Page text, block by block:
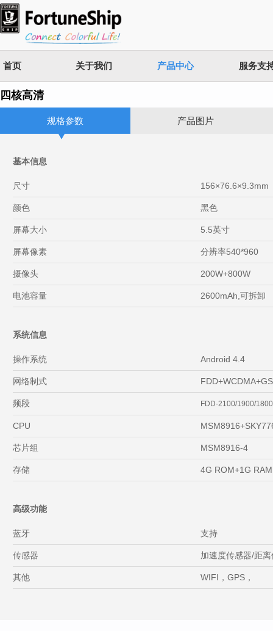
首页 关于我们 产品中心 服务支
四核高清
规格参数 产品图片
基本信息
尺寸 156×76.6×9.3mm
颜色 黑色
屏幕大小 5.5英寸
屏幕像素 分辨率540*960
摄像头 200W+800W
电池容量 2600mAh,可拆卸
系统信息
操作系统 Android 4.4
网络制式
频段 FDD-2100/1900/
CPU
芯片组 MSM8916-4
存储 4G ROM+1G RAM
高级功能
蓝牙 支持
传感器 加速度传感器/距
其他 WIFI，GPS，